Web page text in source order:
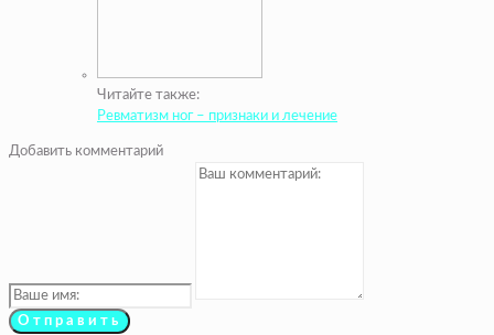
Читайте также:
Ревматизм ног – признаки и лечение
Добавить комментарий